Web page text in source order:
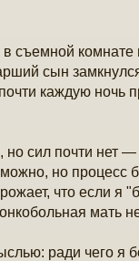
съемной комнате
сын
каждую ночь
сил почти нет
но процесс
что если я
мать
ради чего я